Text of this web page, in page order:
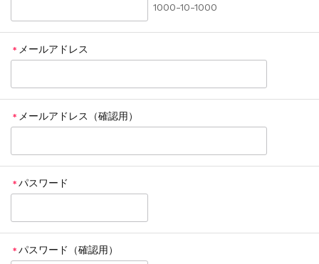
1000-10-1000
＊ メールアドレス
＊ メールアドレス（確認用）
＊ パスワード
＊ パスワード（確認用）